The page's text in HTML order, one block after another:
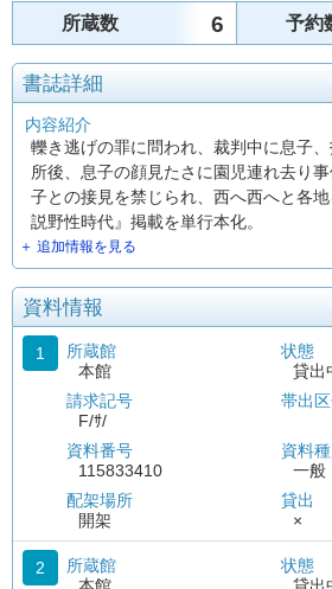
所蔵数 6 予約
書誌詳細
内容紹介
轢き逃げの罪に問われ、裁判中に息子
所後、息子の顔見たさに園児連れ去り
子との接見を禁じられ、西へ西へと各
説野性時代』掲載を単行本化。
＋ 追加情報を見る
資料情報
1
所蔵館
本館
請求記号
F/ｻ/
資料番号
115833410
配架場所
開架
状態
貸出
帯出
資料種
一般
貸出
×
2
所蔵館
状態